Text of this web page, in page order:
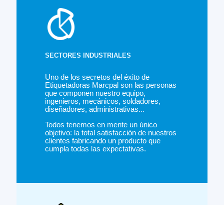
SECTORES INDUSTRIALES
Uno de los secretos del éxito de
Etiquetadoras Marcpal son las personas
que componen nuestro equipo,
ingenieros, mecánicos, soldadores,
diseñadores, administrativas...
Todos tenemos en mente un único
objetivo: la total satisfacción de nuestros
clientes fabricando un producto que
cumpla todas las expectativas.